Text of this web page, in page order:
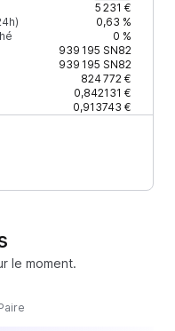
5 231 €
0,63 %
0 %
939 195 SN82
939 195 SN82
824 772 €
0,842131 €
0,913743 €
le moment.